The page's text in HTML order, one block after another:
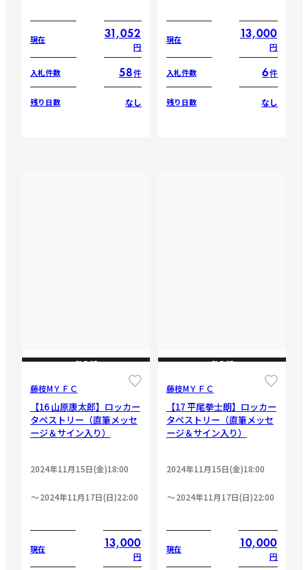
現在 31,052
円
入札件数 58件
残り日数 なし
現在 13,000
円
入札件数 6件
残り日数 なし
CLOSE
藤枝МＹＦＣ
【16 山原康太郎】ロッカー
タペストリー（直筆メッセ
ージ＆サイン入り）
2024年11月15日(金)18:00
2024年11月17日(日)22:00
現在 13,000
円
CLOSE
藤枝МＹＦＣ
【17 平尾拳士朗】ロッカー
タペストリー（直筆メッセ
ージ＆サイン入り）
2024年11月15日(金)18:00
2024年11月17日(日)22:00
現在 10,000
円